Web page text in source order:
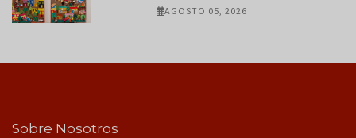
AGOSTO 05, 2026
Sobre Nosotros